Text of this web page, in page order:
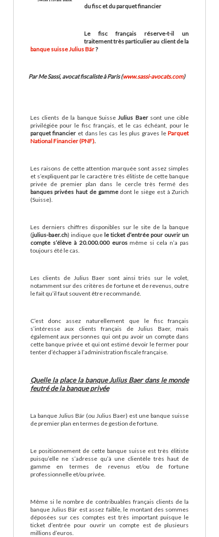
du fisc et du parquet financier
Le fisc français réserve-t-il un
traitement très particulier au client de la
banque suisse Julius Bär?
Par Me Sassi, avocat fiscaliste à Paris (www.sassi-avocats.com)
Les clients de la banque SuisseJulius Baersont une cible
privilégiée pour le fisc français, et le cas échéant, pour le
parquet financier et dans les cas les plus graves leParquet
National Financier (PNF).
Les raisons de cette attention marquée sont assez simples
et s’expliquent par le caractère très élitiste de cette banque
privée de premier plan dans le cercle très fermé des
banques privées haut de gammedont le siège est à Zurich
(Suisse).
Les derniers chiffres disponibles sur le site de la banque
(julius-baer.ch) indique que le ticket d’entrée pour ouvrir un
compte s’élève à 20.000.000 eurosmême si cela n’a pas
toujours été le cas.
Les clients de Julius Baer sont ainsi triés sur le volet,
notamment sur des critères de fortune et de revenus, outre
le fait qu’il faut souvent être recommandé.
C’est donc assez naturellement que le fisc français
s’intéresse aux clients français de Julius Baer, mais
également aux personnes qui ont pu avoir un compte dans
cette banque privée et qui ont estimé devoir le fermer pour
tenter d’échapper à l’administration fiscale française.
Quelle la place la banque Julius Baer dans le monde
feutré de la banque privée
La banque Julius Bär (ou Julius Baer) est une banque suisse
de premier plan en termes de gestion de fortune.
Le positionnement de cette banque suisse est très élitiste
puisqu’elle ne s’adresse qu’à une clientèle très haut de
gamme en termes de revenus et/ou de fortune
professionnelle et/ou privée.
Même si le nombre de contribuables français clients de la
banque Julius Bär est assez faible, le montant des sommes
déposées sur ces comptes est très important puisque le
ticket d’entrée pour ouvrir un compte est de plusieurs
millions d’euros.